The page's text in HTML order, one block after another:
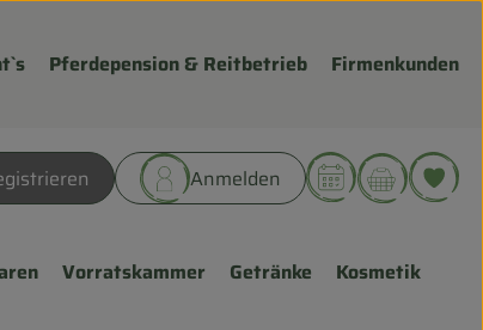
Pferdepension & Reitbetrieb Firmenkunden
Anmelden
Vorratskammer Getränke
Kosmetik